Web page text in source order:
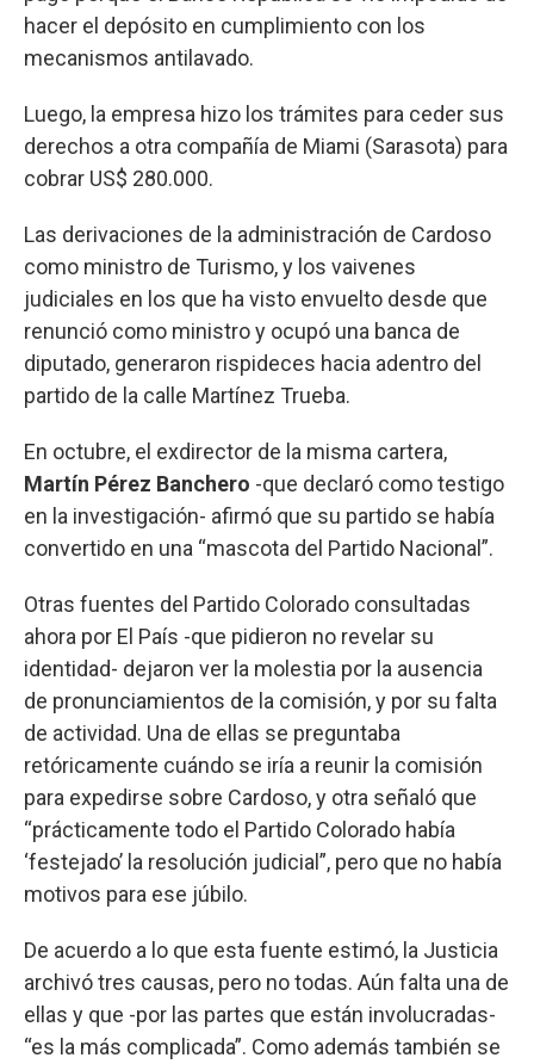
hacer el depósito en cumplimiento con los
mecanismos antilavado.
Luego, la empresa hizo los trámites para ceder sus
derechos a otra compañía de Miami (Sarasota) para
cobrar US$ 280.000.
Las derivaciones de la administración de Cardoso
como ministro de Turismo, y los vaivenes
judiciales en los que ha visto envuelto desde que
renunció como ministro y ocupó una banca de
diputado, generaron rispideces hacia adentro del
partido de la calle Martínez Trueba.
En octubre, el exdirector de la misma cartera,
Martín Pérez Banchero -que declaró como testigo
en la investigación- afirmó que su partido se había
convertido en una “mascota del Partido Nacional”.
Otras fuentes del Partido Colorado consultadas
ahora por El País -que pidieron no revelar su
identidad- dejaron ver la molestia por la ausencia
de pronunciamientos de la comisión, y por su falta
de actividad. Una de ellas se preguntaba
retóricamente cuándo se iría a reunir la comisión
para expedirse sobre Cardoso, y otra señaló que
“prácticamente todo el Partido Colorado había
‘festejado’ la resolución judicial”, pero que no había
motivos para ese júbilo.
De acuerdo a lo que esta fuente estimó, la Justicia
archivó tres causas, pero no todas. Aún falta una de
ellas y que -por las partes que están involucradas-
“es la más complicada”. Como además también se